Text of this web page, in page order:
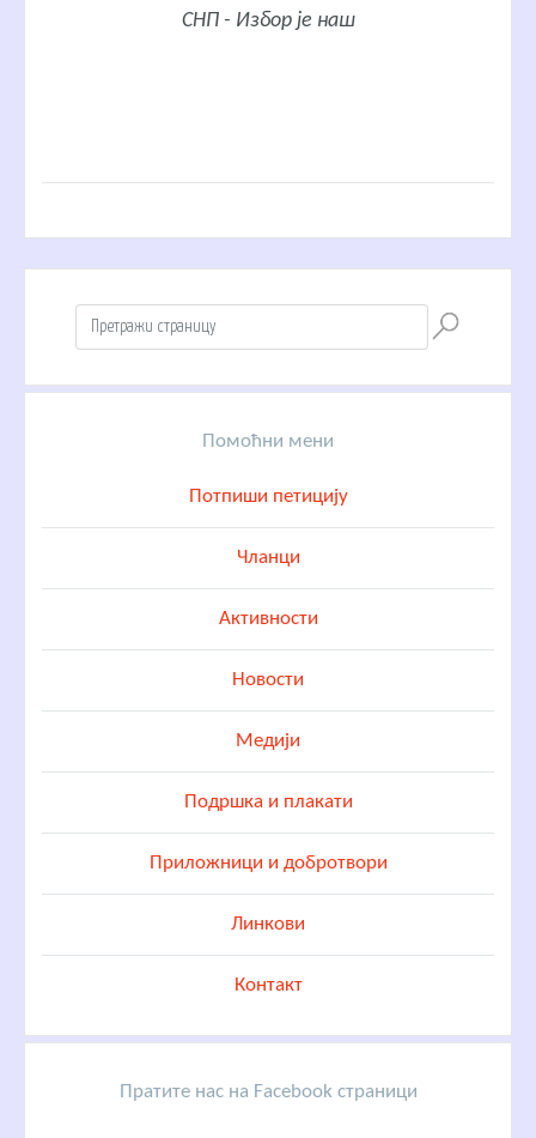
СНП - Избор је наш
Помоћни мени
Потпиши петицију
Чланци
Активности
Новости
Медији
Подршка и плакати
Приложници и добротвори
Линкови
Контакт
Пратите нас на Facebook страници